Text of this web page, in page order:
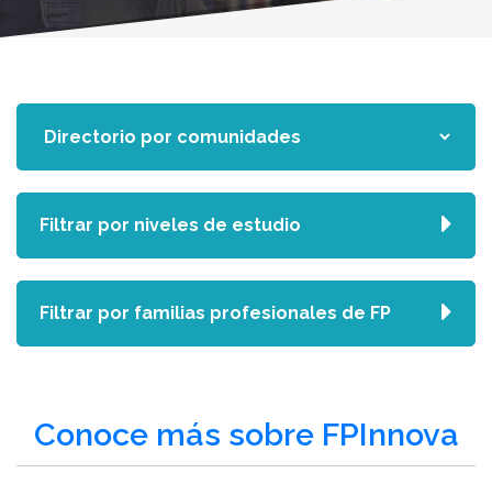
Conoce más sobre FPInnova
Filtrar por niveles de estudio
Filtrar por familias profesionales de FP